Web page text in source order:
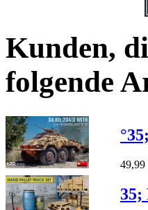
Kunden,
folgende
49,99
35;